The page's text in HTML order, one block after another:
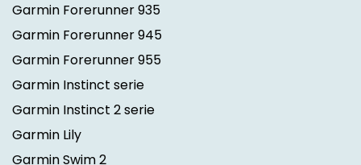
Garmin Forerunner 935
Garmin Forerunner 945
Garmin Forerunner 955
Garmin Instinct serie
Garmin Instinct 2 serie
Garmin Lily
Garmin Swim 2